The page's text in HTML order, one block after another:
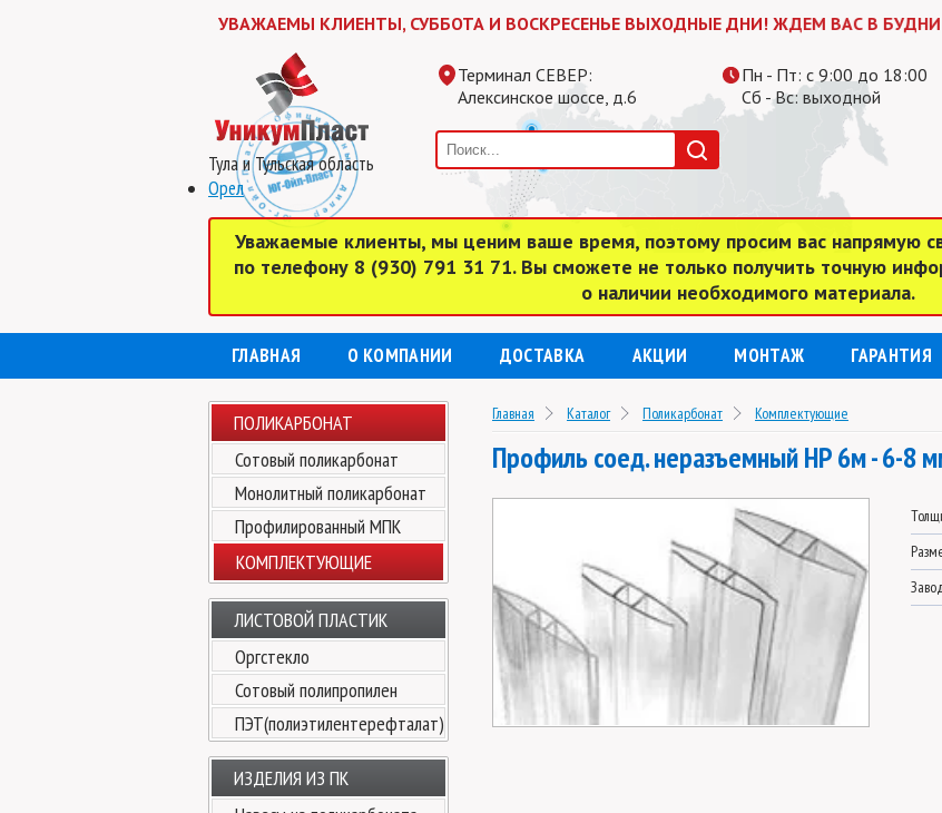
УВАЖАЕМЫ КЛИЕНТЫ, СУББОТА И ВОСКРЕСЕНЬЕ ВЫХОДНЫЕ ДНИ! ЖДЕМ ВАС В БУДНИ С
Тула и Тульская область
Орел
Терминал СЕВЕР:
Алексинское шоссе, д.6
Пн - Пт: с 9:00 до 18:00
Сб - Вс: выходной
Уважаемые клиенты, мы ценим ваше время, поэтому просим вас напрямую
по телефону 8 (930) 791 31 71. Вы сможете не только получить точную
о наличии необходимого материала.
ГЛАВНАЯ О КОМПАНИИ ДОСТАВКА АКЦИИ МОНТАЖ ГАРАНТИЯ
ПОЛИКАРБОНАТ
Сотовый поликарбонат
Монолитный поликарбонат
Профилированный МПК
КОМПЛЕКТУЮЩИЕ
ЛИСТОВОЙ ПЛАСТИК
Оргстекло
Сотовый полипропилен
ПЭТ(полиэтилентерефталат)
ИЗДЕЛИЯ ИЗ ПК
Главная Каталог Поликарбонат Комплектующие
Профиль соед. неразъемный HP 6м - 6-8